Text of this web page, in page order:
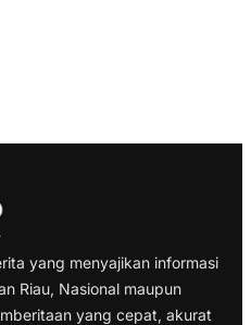
yang menyajikan informasi
Riau, Nasional maupun
yang cepat, akurat